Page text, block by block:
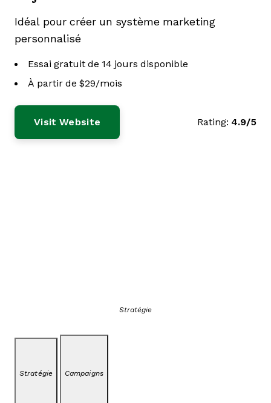
Idéal pour créer un système marketing
personnalisé
Essai gratuit de 14 jours disponible
À partir de $29/mois
Visit Website Rating: 4.9/5
Stratégie
Stratégie Campaigns